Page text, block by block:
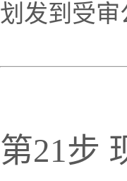
划发到受
第21步